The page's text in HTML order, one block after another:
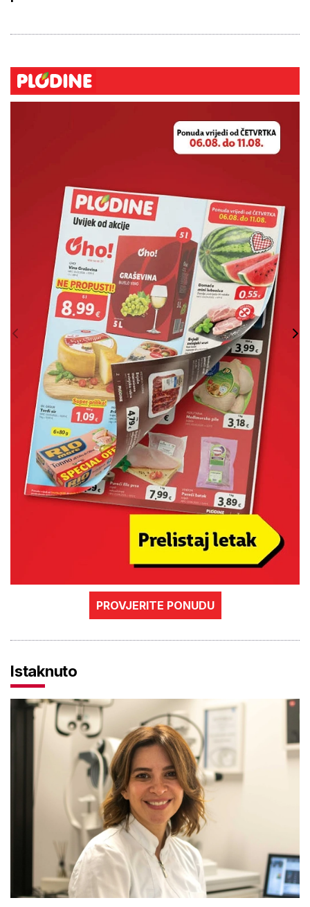
PROVJERITE PONUDU
Istaknuto